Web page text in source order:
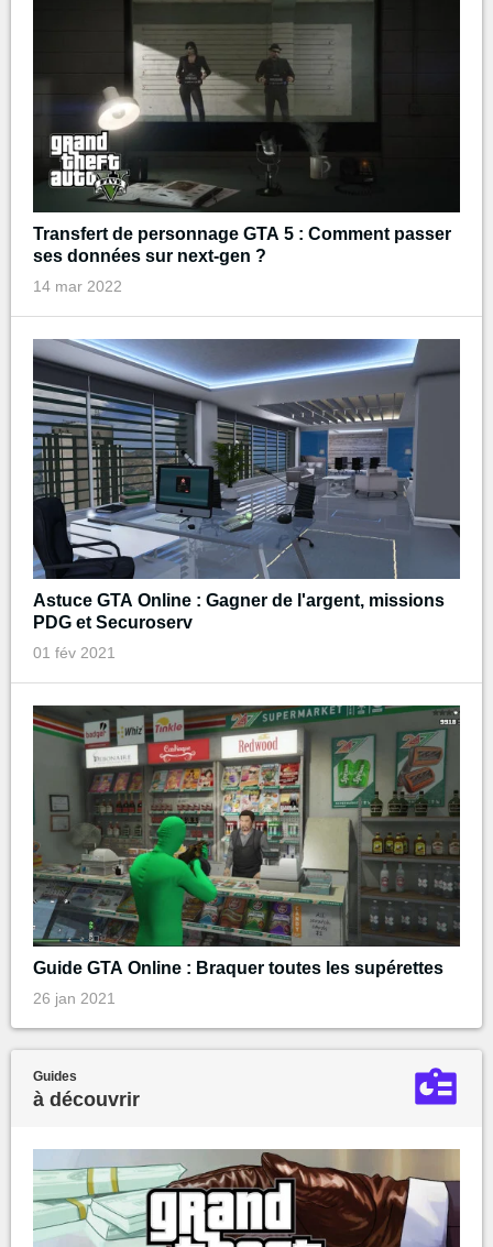
Transfert de personnage GTA 5 : Comment passer
ses données sur next-gen ?
14 mar 2022
Astuce GTA Online : Gagner de l'argent, missions
PDG et Securoserv
01 fév 2021
Guide GTA Online : Braquer toutes les supérettes
26 jan 2021
Guides
à découvrir